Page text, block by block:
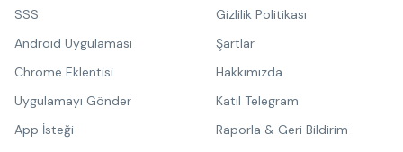
SSS
Android Uygulaması
Chrome Eklentisi
Uygulamayı Gönder
App İsteği
Gizlilik Politikası
Şartlar
Hakkımızda
Katıl Telegram
Raporla & Geri Bildirim